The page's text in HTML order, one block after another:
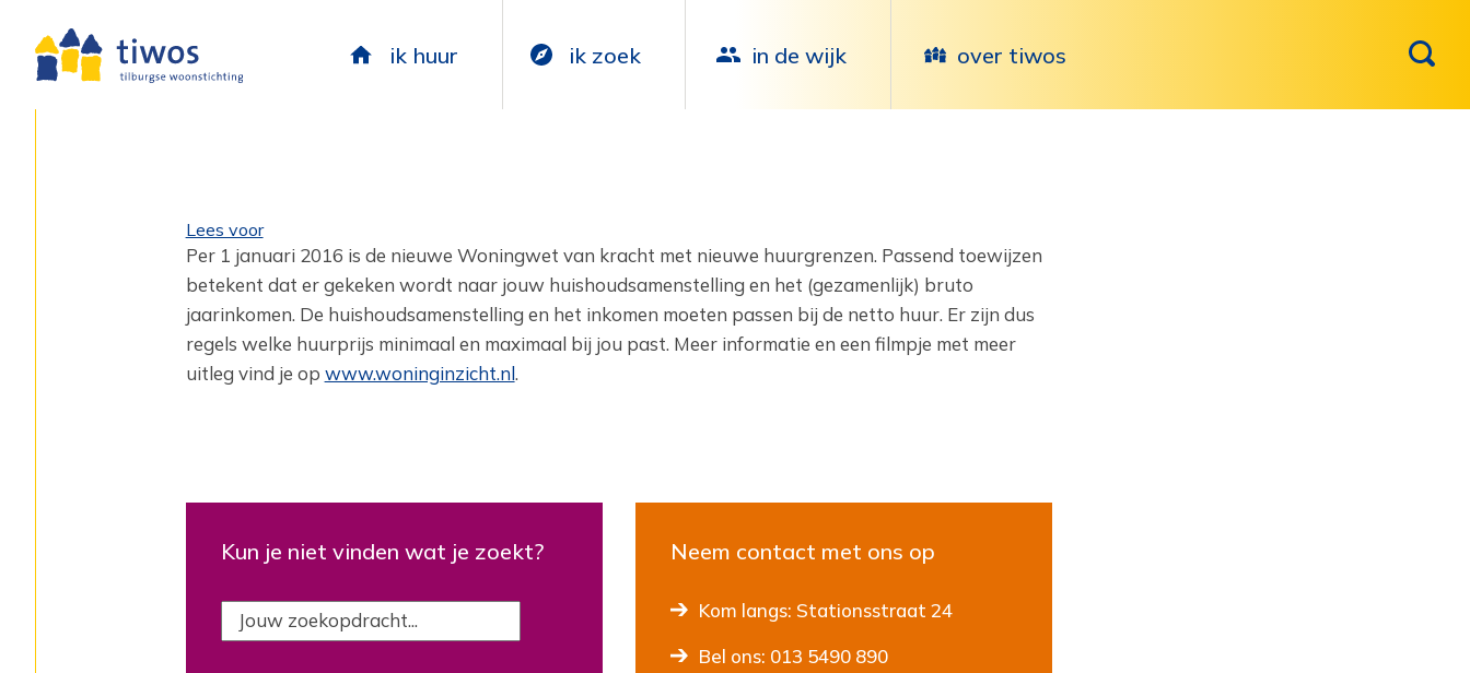
ik huur ik zoek in de wijk over tiwos
Lees voor
Per 1 januari 2016 is de nieuwe Woningwet van kracht met nieuwe huurgrenzen. Passend ‎toewijzen
betekent dat er gekeken wordt naar jouw huishoudsamenstelling en het (gezamenlijk) bruto
jaarinkomen. De huishoudsamenstelling en het inkomen moeten passen bij de netto huur. Er zijn dus
regels welke huurprijs minimaal en ‎maximaal bij jou past. Meer informatie en een filmpje met meer
uitleg vind je op www.woninginzicht.nl.
Kun je niet vinden wat je zoekt? Neem contact met ons op
Kom langs: Stationsstraat 24
Bel ons: 013 5490 890